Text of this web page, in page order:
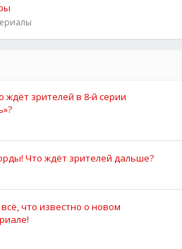
ждёт зрителей в 8-й серии
Что ждёт зрителей дальше?
что известно о новом